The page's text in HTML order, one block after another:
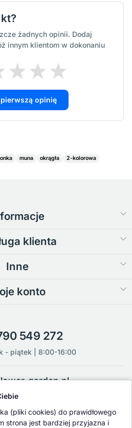
żadnych opinii. Dodaj
innym klientom w dokonaniu
opinię
muna okrągła 2-kolorowa
klienta
Inne
konto
549 272
- piątek | 8:00-16:00
garden.pl
i nasiona podlegają regularnej ścisłej
zdrowotnej przeprowadzanej przez
(pliki cookies) do prawidłowego
strona jest bardziej przyjazna i